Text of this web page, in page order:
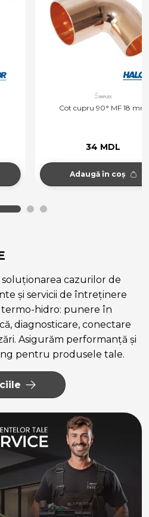
Cot cupru 90° MF 18 mm
34 MDL
Adaugă în coș
cazurilor de
și servicii de întreținere
hidro: punere în
diagnosticare, conectare
Asigurăm performanță și
pentru produsele tale.